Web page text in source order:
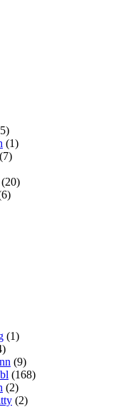
(1)
(7)
(20)
(1)
(9)
(168)
(2)
(2)